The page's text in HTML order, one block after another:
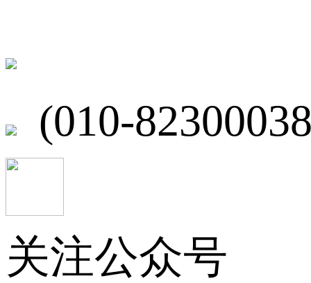
(010-
关注公众号